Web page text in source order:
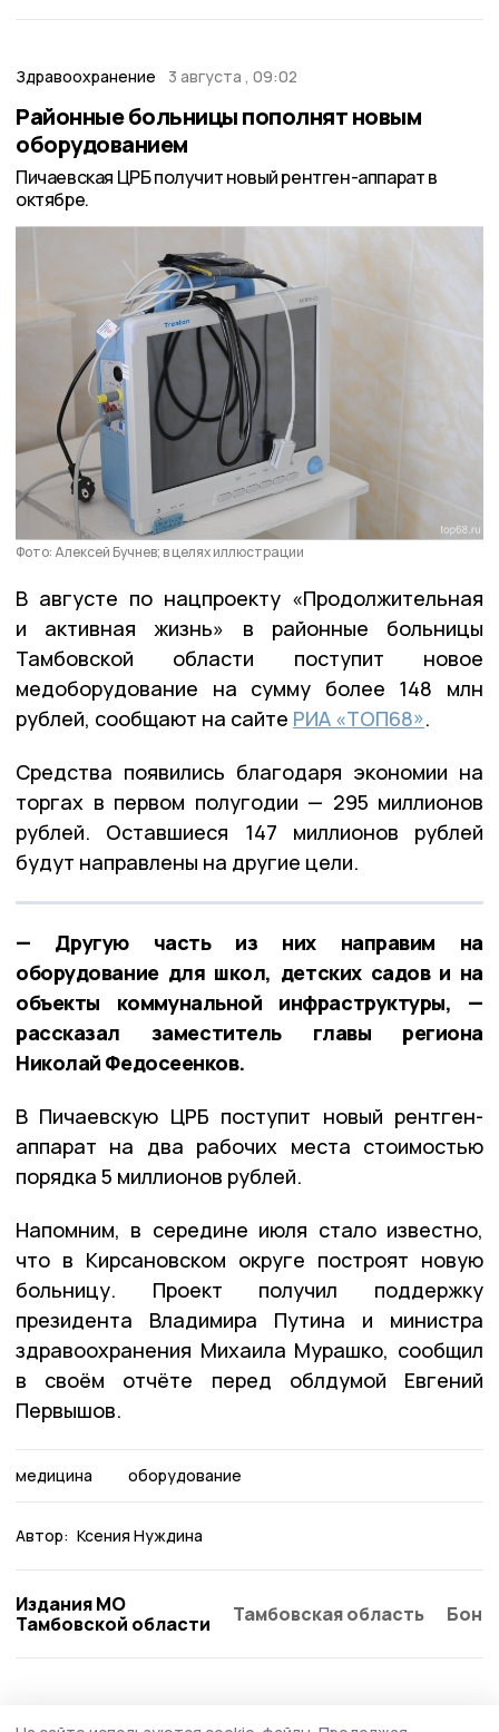
Здравоохранение 3 августа , 09:02
Районные больницы пополнят новым
оборудованием
Пичаевская ЦРБ получит новый рентген-аппарат в
октябре.
Фото: Алексей Бучнев; в целях иллюстрации
В августе по нацпроекту «Продолжительная
и активная жизнь» в районные больницы
Тамбовской области поступит новое
медоборудование на сумму более 148 млн
рублей, сообщают на сайте РИА «ТОП68».
Средства появились благодаря экономии на
торгах в первом полугодии — 295 миллионов
рублей. Оставшиеся 147 миллионов рублей
будут направлены на другие цели.
— Другую часть из них направим на
оборудование для школ, детских садов и на
объекты коммунальной инфраструктуры, —
рассказал заместитель главы региона
Николай Федосеенков.
В Пичаевскую ЦРБ поступит новый рентген-
аппарат на два рабочих места стоимостью
порядка 5 миллионов рублей.
Напомним, в середине июля стало известно,
что в Кирсановском округе построят новую
больницу. Проект получил поддержку
президента Владимира Путина и министра
здравоохранения Михаила Мурашко, сообщил
в своём отчёте перед облдумой Евгений
Первышов.
медицина оборудование
Автор: Ксения Нуждина
Издания МО
Тамбовской области
Тамбовская область